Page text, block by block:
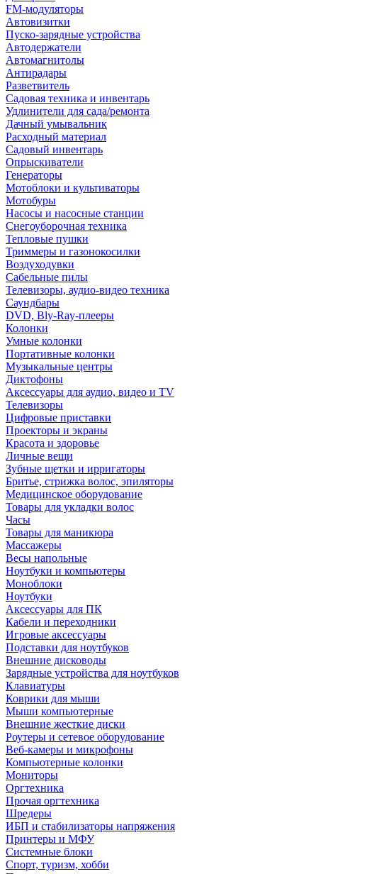
FM-модуляторы
Автовизитки
Пуско-зарядные устройства
Автодержатели
Автомагнитолы
Антирадары
Разветвитель
Садовая техника и инвентарь
Удлинители для сада/ремонта
Дачный умывальник
Расходный материал
Садовый инвентарь
Опрыскиватели
Генераторы
Мотоблоки и культиваторы
Мотобуры
Насосы и насосные станции
Снегоуборочная техника
Тепловые пушки
Триммеры и газонокосилки
Воздуходувки
Сабельные пилы
Телевизоры, аудио-видео техника
Саундбары
DVD, Bly-Ray-плееры
Колонки
Умные колонки
Портативные колонки
Музыкальные центры
Диктофоны
Аксессуары для аудио, видео и TV
Телевизоры
Цифровые приставки
Проекторы и экраны
Красота и здоровье
Личные вещи
Зубные щетки и ирригаторы
Бритье, стрижка волос, эпиляторы
Медицинское оборудование
Товары для укладки волос
Часы
Товары для маникюра
Массажеры
Весы напольные
Ноутбуки и компьютеры
Моноблоки
Ноутбуки
Аксессуары для ПК
Кабели и переходники
Игровые аксессуары
Подставки для ноутбуков
Внешние дисководы
Зарядные устройства для ноутбуков
Клавиатуры
Коврики для мыши
Мыши компьютерные
Внешние жесткие диски
Роутеры и сетевое оборудование
Веб-камеры и микрофоны
Компьютерные колонки
Мониторы
Оргтехника
Прочая оргтехника
Шредеры
ИБП и стабилизаторы напряжения
Принтеры и МФУ
Системные блоки
Спорт, туризм, хобби